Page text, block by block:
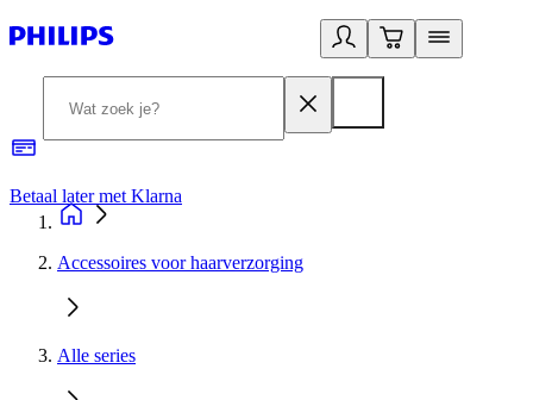
Betaal later met Klarna
Accessoires voor haarverzorging
Alle series